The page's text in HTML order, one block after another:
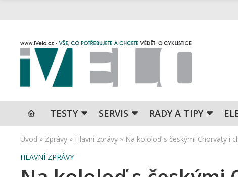
TESTY SERVIS RADY A TIPY
Úvod » Zprávy » Hlavní zprávy » Na kololoď s českými Chorvaty i
HLAVNÍ ZPRÁVY